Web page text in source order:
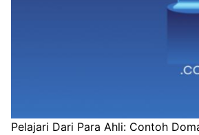
Pelajari Dari Para Ahli: Contoh